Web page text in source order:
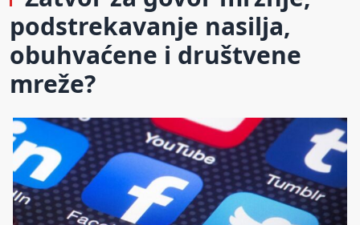
podstrekavanje nasilja,
obuhvaćene i društvene
mreže?